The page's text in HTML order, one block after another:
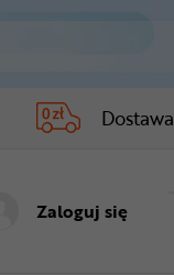
Dostawa
Zaloguj się